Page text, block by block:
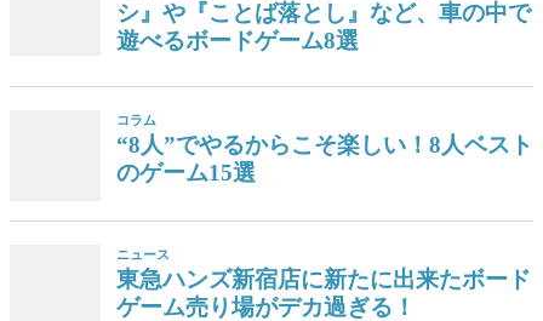
シ』や『ことば落とし』など、車の中で
遊べるボードゲーム8選
コラム
“8人”でやるからこそ楽しい！8人ベスト
のゲーム15選
ニュース
東急ハンズ新宿店に新たに出来たボード
ゲーム売り場がデカ過ぎる！